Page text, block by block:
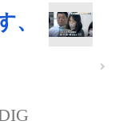
、